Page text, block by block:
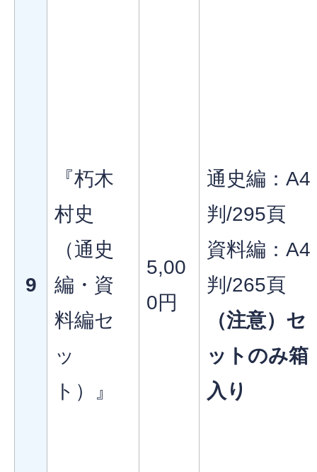
9
『朽木
村史
（通史
編・資
料編セ
ッ
ト）』
5,00
0円
通史編：A4
判/295頁
資料編：A4
判/265頁
（注意）セ
ットのみ箱
入り